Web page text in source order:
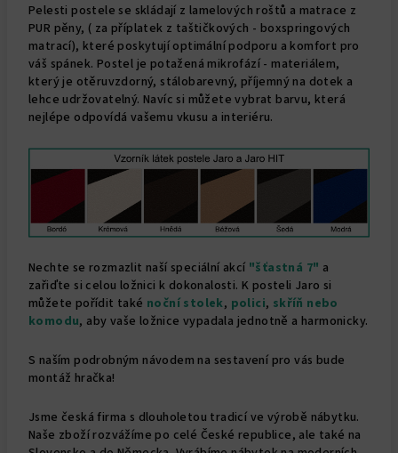
Pelesti postele se skládají z lamelových roštů a matrace z
PUR pěny, ( za příplatek z taštičkových - boxspringových
matrací), které poskytují optimální podporu a komfort pro
váš spánek. Postel je potažená mikrofází - materiálem,
který je otěruvzdorný, stálobarevný, příjemný na dotek a
lehce udržovatelný. Navíc si můžete vybrat barvu, která
nejlépe odpovídá vašemu vkusu a interiéru.
Nechte se rozmazlit naší speciální akcí "šťastná 7" a
zařiďte si celou ložnici k dokonalosti. K posteli Jaro si
můžete pořídit také noční stolek, polici, skříň nebo
komodu, aby vaše ložnice vypadala jednotně a harmonicky.
S naším podrobným návodem na sestavení pro vás bude
montáž hračka!
Jsme česká firma s dlouholetou tradicí ve výrobě nábytku.
Naše zboží rozvážíme po celé České republice, ale také na